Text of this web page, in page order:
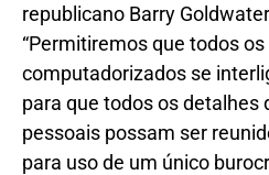
republicano Barry
“Permitiremos que todos
computadorizados se
para que todos os detalhes
pessoais possam ser
para uso de um único